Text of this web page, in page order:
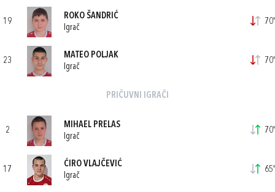
19
ROKO ŠANDRIĆ
Igrač
70'
23
MATEO POLJAK
Igrač
70'
PRIČUVNI IGRAČI
2
MIHAEL PRELAS
Igrač
70'
17
ĆIRO VLAJČEVIĆ
Igrač
65'